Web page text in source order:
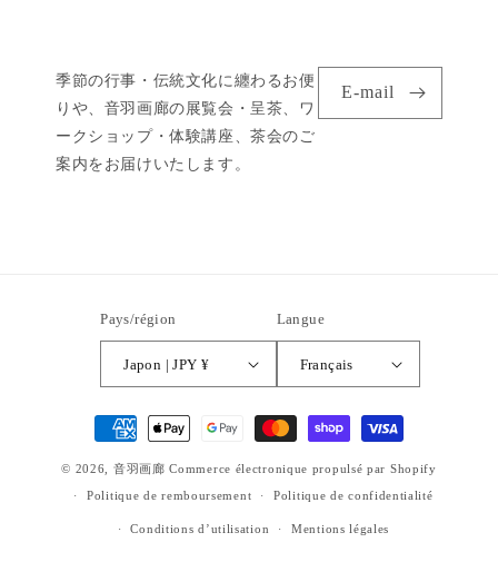
季節の行事・伝統文化に纏わるお便
りや、音羽画廊の展覧会・呈茶、ワ
ークショップ・体験講座、茶会のご
案内をお届けいたします。
E-mail
Pays/région
Japon | JPY ¥
Langue
Français
Moyens
de
paiement
© 2026, 音羽画廊 Commerce électronique propulsé par Shopify
Politique de remboursement
Politique de confidentialité
Conditions d’utilisation Mentions légales